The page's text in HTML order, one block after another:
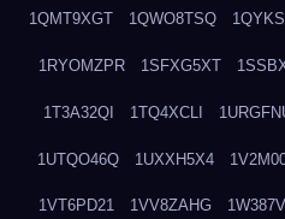
1QMT9XGT 1QWO8TSQ
1RYOMZPR 1SFXG5XT
1T3A32QI 1TQ4XCLI
1UTQO46Q 1UXXH5X4
1VT6PD21 1VV8ZAHG